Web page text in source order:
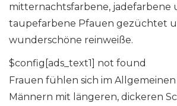
mitternachtsfarbene, jadefarbene
taupefarbene Pfauen gezüchtet
wunderschöne reinweiße.
$config[ads_text1] not found
Frauen fühlen sich im
Männern mit längeren, dickeren